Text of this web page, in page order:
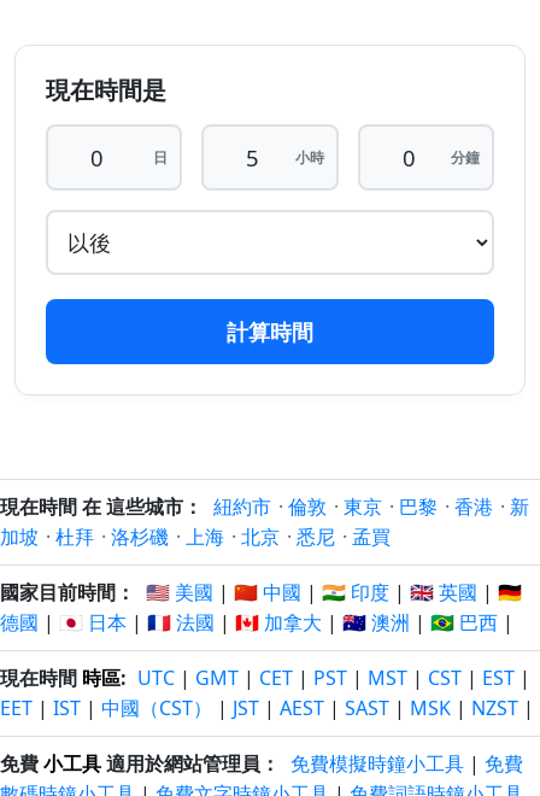
14 小時
以前
14 小時
15 小時
以前
7/8/2026
15 小時
以後
8/8/2026
16 小時
以前
16 小時
17 小時
17 小時
以後
6/8/2026 8/8/2026
以前
6/8/2026 8/8/2026
20 小時
以前
6/8/2026
20 小時
以後
8/8/2026
現在時間是
日 小時 分鐘
計算時間
現在時間 在 這些城市： 紐約市 · 倫敦 · 東京 · 巴黎 · 香港 · 新
加坡 · 杜拜 · 洛杉磯 · 上海 · 北京 · 悉尼 · 孟買
國家目前時間： 🇺🇸 美國 | 🇨🇳 中國 | 🇮🇳 印度 | 🇬🇧 英國 | 🇩🇪
德國 | 🇯🇵 日本 | 🇫🇷 法國 | 🇨🇦 加拿大 | 🇦🇺 澳洲 | 🇧🇷 巴西 |
現在時間 時區: UTC | GMT | CET | PST | MST | CST | EST |
EET | IST | 中國（CST） | JST | AEST | SAST | MSK | NZST |
免費小工具適用於網站管理員： 免費模擬時鐘小工具 | 免費